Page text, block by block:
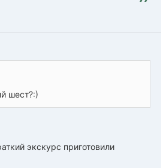
шест?:)
экскурс приготовили